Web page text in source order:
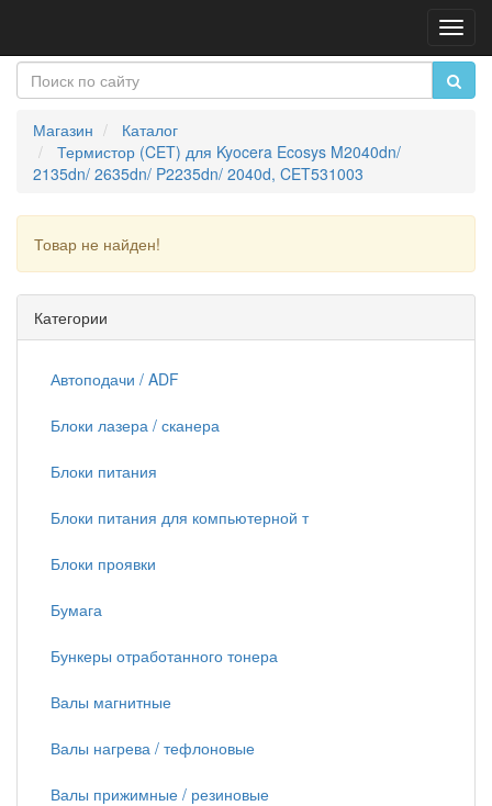
Магазин
Каталог
Термистор (CET) для Kyocera Ecosys M2040dn/
2135dn/ 2635dn/ P2235dn/ 2040d, CET531003
Товар не найден!
Категории
Автоподачи / ADF
Блоки лазера / сканера
Блоки питания
Блоки питания для компьютерной т
Блоки проявки
Бумага
Бункеры отработанного тонера
Валы магнитные
Валы нагрева / тефлоновые
Валы прижимные / резиновые